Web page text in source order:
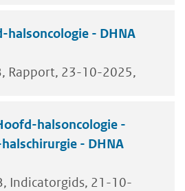
halsoncologie - DHNA
Rapport 23-10-2025
halsoncologie -
- DHNA
Indicatorgids 21-10-